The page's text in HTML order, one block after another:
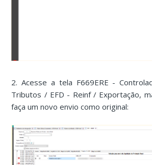
2. Acesse a tela F669ERE -
Tributos / EFD - Reinf / Exportação,
faça um novo envio como original: